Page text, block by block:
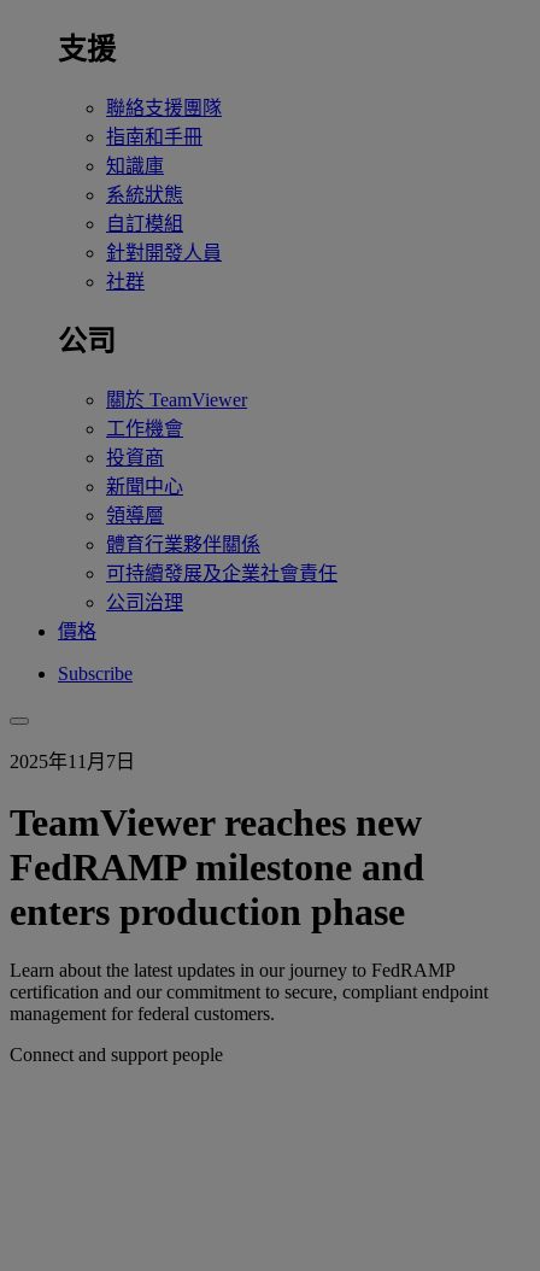
支援
聯絡支援團隊
指南和手冊
知識庫
系統狀態
自訂模組
針對開發人員
社群
公司
關於 TeamViewer
工作機會
投資商
新聞中心
領導層
體育行業夥伴關係
可持續發展及企業社會責任
公司治理
價格
Subscribe
2025年11月7日
TeamViewer reaches new
FedRAMP milestone and
enters production phase
Learn about the latest updates in our journey to FedRAMP
certification and our commitment to secure, compliant endpoint
management for federal customers.
Connect and support people